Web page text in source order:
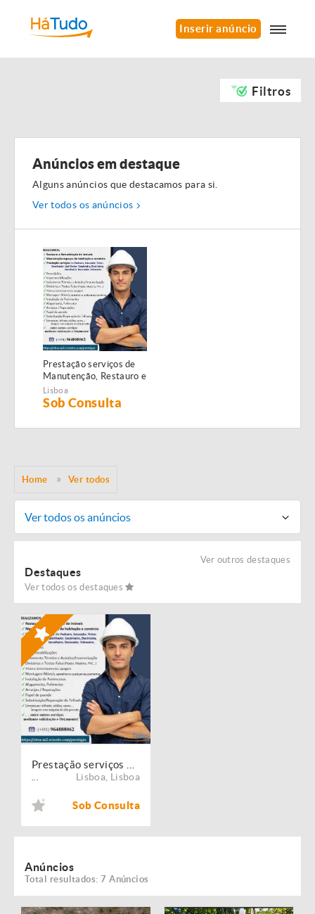
Inserir anúncio
Filtros
Anúncios em destaque
Alguns anúncios que destacamos para si.
Ver todos os anúncios
Prestação serviços de
Manutenção, Restauro e
Remodelação de
imóveis!
Lisboa
Sob Consulta
Home Ver todos
Ver todos os anúncios
Ver outros destaques
Destaques
Ver todos os destaques
Lisboa Lisboa
Sob Consulta
Anúncios
Total resultados: 7 Anúncios